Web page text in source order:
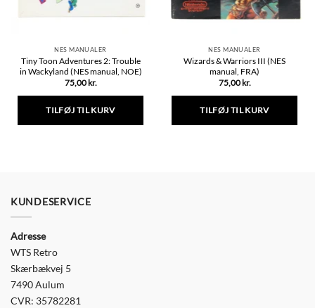
NES MANUALER
Tiny Toon Adventures 2: Trouble
in Wackyland (NES manual, NOE)
75,00 kr.
TILFØJ TIL KURV
NES MANUALER
Wizards & Warriors III (NES
manual, FRA)
75,00 kr.
TILFØJ TIL KURV
KUNDESERVICE
Adresse
WTS Retro
Skærbækvej 5
7490 Aulum
CVR: 35782281